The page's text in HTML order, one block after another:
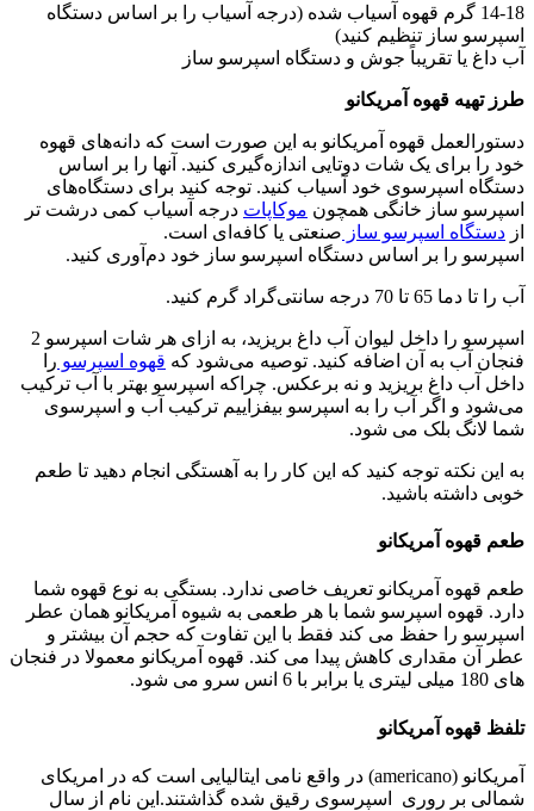
14-18 گرم قهوه آسیاب شده (درجه آسیاب را بر اساس دستگاه
اسپرسو ساز تنظیم کنید)
آب داغ یا تقریباً جوش و دستگاه اسپرسو ساز
طرز تهیه قهوه آمریکانو
دستورالعمل قهوه آمریکانو به این صورت است که دانه‌های قهوه
خود را برای یک شات دوتایی اندازه‌گیری کنید. آنها را بر اساس
دستگاه اسپرسوی خود آسیاب کنید. توجه کنید برای دستگاه‌های
اسپرسو ساز خانگی همچون موکاپات درجه آسیاب کمی درشت تر
از دستگاه اسپرسو ساز صنعتی یا کافه‌ای است.
اسپرسو را بر اساس دستگاه اسپرسو ساز خود دم‌آوری کنید.
آب را تا دما 65 تا 70 درجه سانتی‌گراد گرم کنید.
اسپرسو را داخل لیوان آب داغ بریزید، به ازای هر شات اسپرسو 2
فنجان آب به آن اضافه کنید. توصیه می‌شود که قهوه اسپرسو را
داخل آب داغ بریزید و نه برعکس. چراکه اسپرسو بهتر با آب ترکیب
می‌شود و اگر آب را به اسپرسو بیفزاییم ترکیب آب و اسپرسوی
شما لانگ بلک می شود.
به این نکته توجه کنید که این کار را به آهستگی انجام دهید تا طعم
خوبی داشته باشید.
طعم قهوه آمریکانو
طعم قهوه آمریکانو تعریف خاصی ندارد. بستگی به نوع قهوه شما
دارد. قهوه اسپرسو شما با هر طعمی به شیوه آمریکانو همان عطر
اسپرسو را حفظ می کند فقط با این تفاوت که حجم آن بیشتر و
عطر آن مقداری کاهش پیدا می کند. قهوه آمریکانو معمولا در فنجان
های 180 میلی لیتری یا برابر با 6 انس سرو می شود.
تلفظ قهوه آمریکانو
آمریکانو (americano) در واقع نامی ایتالیایی است که در امریکای
شمالی بر روری اسپرسوی رقیق شده گذاشتند.این نام از سال